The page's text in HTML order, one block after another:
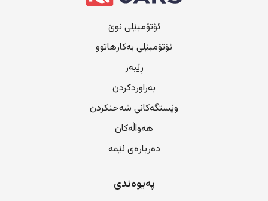
ئۆتۆمبێلی نوێ
ئۆتۆمبێلی بەکارهاتوو
ڕێبەر
بەراوردکردن
وێستگەکانی شەحنکردن
هەواڵەکان
دەربارەی ئێمە
پەیوەندی